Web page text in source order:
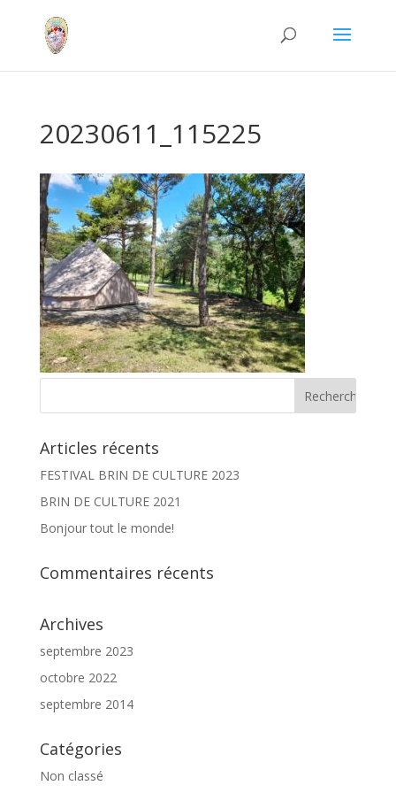
20230611_115225
Articles récents
FESTIVAL BRIN DE CULTURE 2023
BRIN DE CULTURE 2021
Bonjour tout le monde!
Commentaires récents
Archives
septembre 2023
octobre 2022
septembre 2014
Catégories
Non classé